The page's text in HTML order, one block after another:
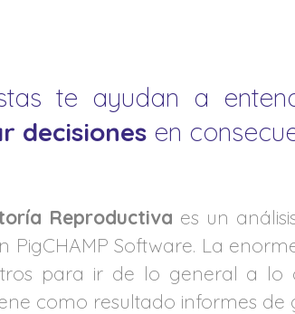
te ayudan a
decisiones en
Reproductiva es un
Software. La
para ir de lo general a lo
como resultado informes de